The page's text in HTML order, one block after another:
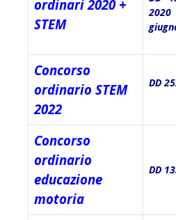
ordinari 2020 +
STEM
Concorso
ordinario STEM
2022
DD
Concorso
ordinario
educazione
motoria
DD